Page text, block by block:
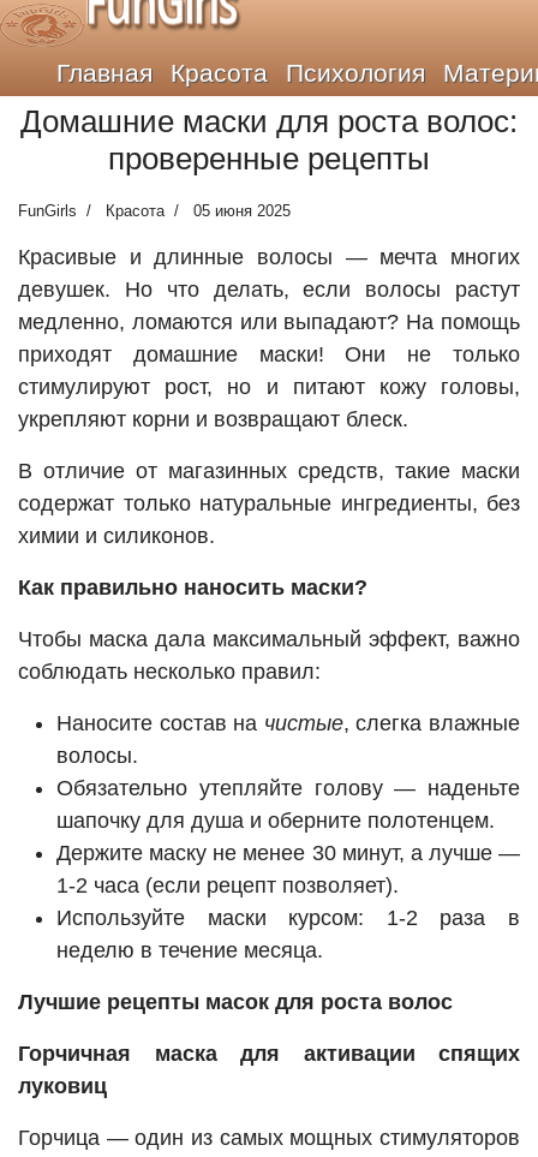
Главная Красота Психология
Домашние маски для роста волос:
проверенные рецепты
FunGirls Красота 05 июня 2025
Красивые и длинные волосы — мечта многих
девушек. Но что делать, если волосы растут
медленно, ломаются или выпадают? На помощь
приходят домашние маски! Они не только
стимулируют рост, но и питают кожу головы,
укрепляют корни и возвращают блеск.
В отличие от магазинных средств, такие маски
содержат только натуральные ингредиенты, без
химии и силиконов.
Как правильно наносить маски?
Чтобы маска дала максимальный эффект, важно
соблюдать несколько правил:
Наносите состав на чистые, слегка влажные
волосы.
Обязательно утепляйте голову — наденьте
шапочку для душа и оберните полотенцем.
Держите маску не менее 30 минут, а лучше —
1-2 часа (если рецепт позволяет).
Используйте маски курсом: 1-2 раза в
неделю в течение месяца.
Лучшие рецепты масок для роста волос
Горчичная маска для активации спящих
луковиц
Горчица — один из самых мощных стимуляторов